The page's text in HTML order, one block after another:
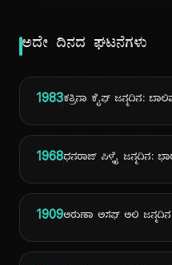
ಅದೇ ದಿನದ ಘಟನೆಗಳು
1983ಕತ್ರಿನಾ ಕೈಫ್ ಜನ್ಮದಿನ:
1968ಧನರಾಜ್ ಪಿಳ್ಳೈ ಜನ್ಮದಿನ:
1909ಅರುಣಾ ಅಸಫ್ ಅಲಿ